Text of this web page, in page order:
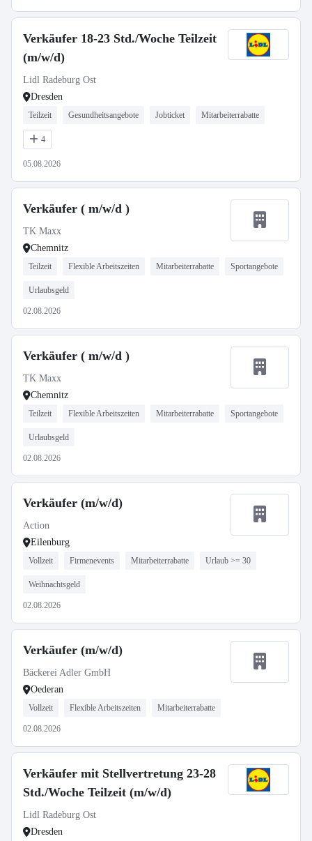
Verkäufer 18-23 Std./Woche Teilzeit
(m/w/d)
Lidl Radeburg Ost
Dresden
Teilzeit Gesundheitsangebote Jobticket Mitarbeiterrabatte
4
05.08.2026
Verkäufer ( m/w/d )
TK Maxx
Chemnitz
Teilzeit Flexible Arbeitszeiten Mitarbeiterrabatte Sportangebote
Urlaubsgeld
02.08.2026
Verkäufer ( m/w/d )
TK Maxx
Chemnitz
Teilzeit Flexible Arbeitszeiten Mitarbeiterrabatte Sportangebote
Urlaubsgeld
02.08.2026
Verkäufer (m/w/d)
Action
Eilenburg
Vollzeit Firmenevents Mitarbeiterrabatte Urlaub >= 30
Weihnachtsgeld
02.08.2026
Verkäufer (m/w/d)
Bäckerei Adler GmbH
Oederan
Vollzeit Flexible Arbeitszeiten Mitarbeiterrabatte
02.08.2026
Verkäufer mit Stellvertretung 23-28
Std./Woche Teilzeit (m/w/d)
Lidl Radeburg Ost
Dresden